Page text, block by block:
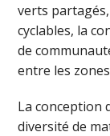
verts
cyclables, la
de
entre les
La conception
diversité de